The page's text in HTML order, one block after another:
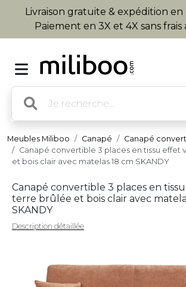
Livraison gratuite & expédition en
Paiement en 3X et 4X sans frais
Meubles Miliboo Canapé
Canapé
Canapé convertible 3 places en tissu effet
et bois clair avec matelas 18 cm SKANDY
Canapé convertible 3 places en
terre brûlée et bois clair avec
SKANDY
Description détaillée